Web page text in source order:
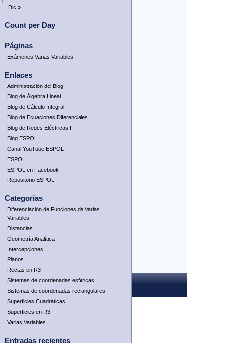
Dic »
Count per Day
Páginas
Exámenes Varias Variables
Enlaces
Administración del Blog
Blog de Álgebra Lineal
Blog de Cálculo Integral
Blog de Ecuaciones Diferenciales
Blog de Redes Eléctricas I
Blog ESPOL
Canal YouTube ESPOL
ESPOL
ESPOL en Facebook
Repositorio ESPOL
Categorías
Diferenciación de Funciones de Varias
Variables
Distancias
Geometría Analítica
Intercepciones
Planos
Rectas en R3
Sistemas de coordenadas esféricas
Sistemas de coordenadas rectangulares
Superficies Cuadráticas
Superficies en R3
Varias Variables
Entradas recientes